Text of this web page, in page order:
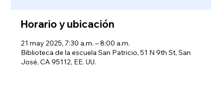
Horario y ubicación
21 may 2025, 7:30 a.m. – 8:00 a.m.
Biblioteca de la escuela San Patricio, 51 N 9th St, San
José, CA 95112, EE. UU.